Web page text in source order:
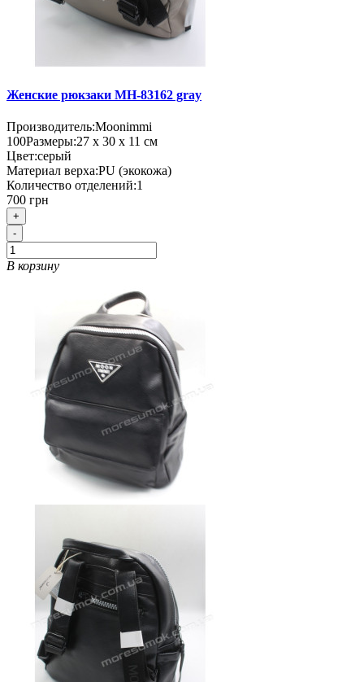
Женские рюкзаки MH-83162 gray
Производитель:Moonimmi
100Размеры:27 х 30 х 11 см
Цвет:серый
Материал верха:PU (экокожа)
Количество отделений:1
700 грн
+
-
В корзину